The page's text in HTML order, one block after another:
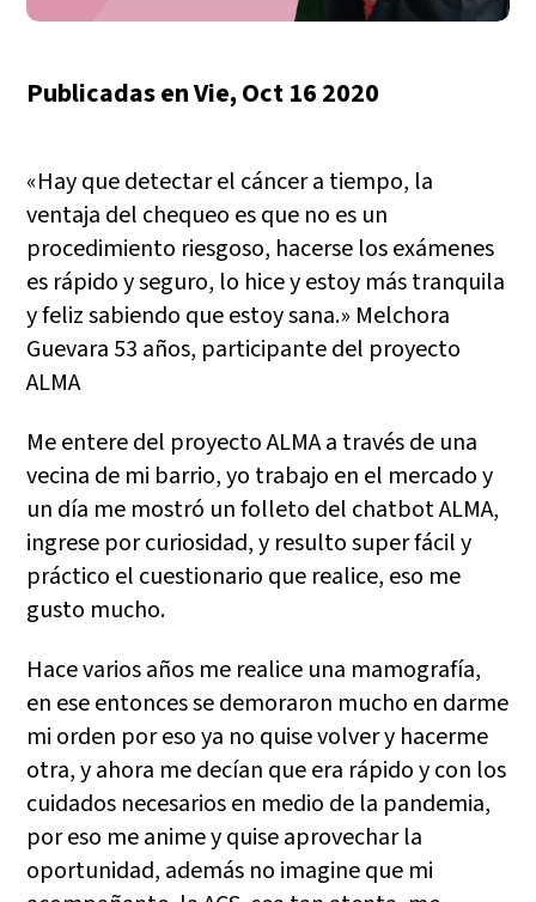
Publicadas enVie, Oct 16 2020
«Hay que detectar el cáncer a tiempo, la
ventaja del chequeo es que no es un
procedimiento riesgoso, hacerse los exámenes
es rápido y seguro, lo hice y estoy más tranquila
y feliz sabiendo que estoy sana.» Melchora
Guevara 53 años, participante del proyecto
ALMA
Me entere del proyecto ALMA a través de una
vecina de mi barrio, yo trabajo en el mercado y
un día me mostró un folleto del chatbot ALMA,
ingrese por curiosidad, y resulto super fácil y
práctico el cuestionario que realice, eso me
gusto mucho.
Hace varios años me realice una mamografía,
en ese entonces se demoraron mucho en darme
mi orden por eso ya no quise volver y hacerme
otra, y ahora me decían que era rápido y con los
cuidados necesarios en medio de la pandemia,
por eso me anime y quise aprovechar la
oportunidad, además no imagine que mi